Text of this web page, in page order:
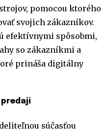
pomocou ktorého
svojich zákazníkov.
efektívnymi spôsobmi,
so zákazníkmi a
prináša digitálny
súčasťou